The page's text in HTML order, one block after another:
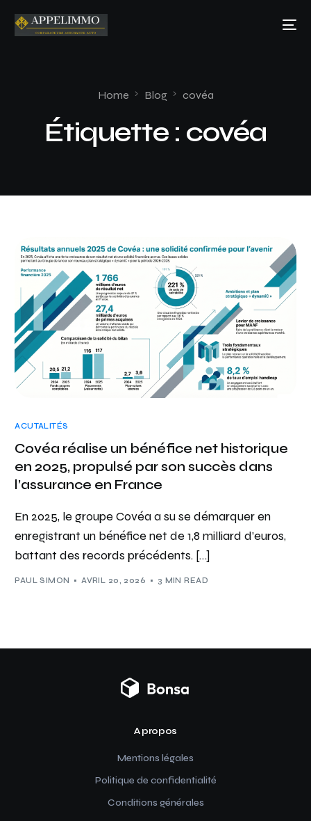
Home Blog covéa
Étiquette : covéa
ACUTALITÉS
Covéa réalise un bénéfice net historique
en 2025, propulsé par son succès dans
l’assurance en France
En 2025, le groupe Covéa a su se démarquer en
enregistrant un bénéfice net de 1,8 milliard d’euros,
battant des records précédents. […]
PAUL SIMON AVRIL 20, 2026 3 MIN READ
A propos
Mentions légales
Politique de confidentialité
Conditions générales